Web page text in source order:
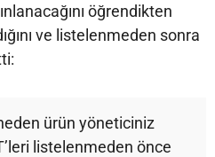
öğrendikten
ve listelenmeden sonra
ürün yöneticiniz
listelenmeden önce